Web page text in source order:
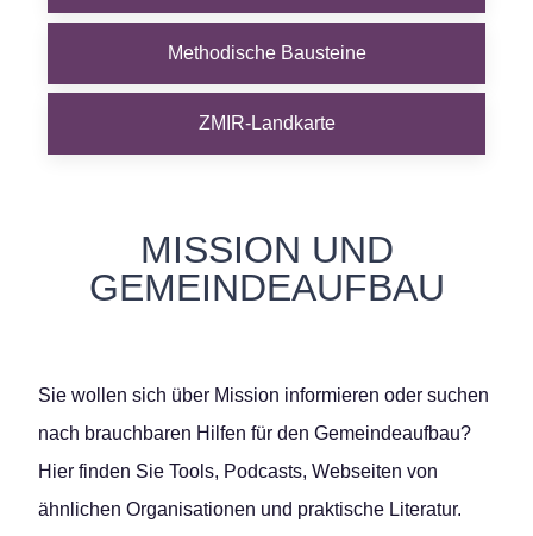
Methodische Bausteine
ZMIR-Landkarte
MISSION UND
GEMEINDEAUFBAU
Sie wollen sich über Mission informieren oder suchen
nach brauchbaren Hilfen für den Gemeindeaufbau?
Hier finden Sie Tools, Podcasts, Webseiten von
ähnlichen Organisationen und praktische Literatur.